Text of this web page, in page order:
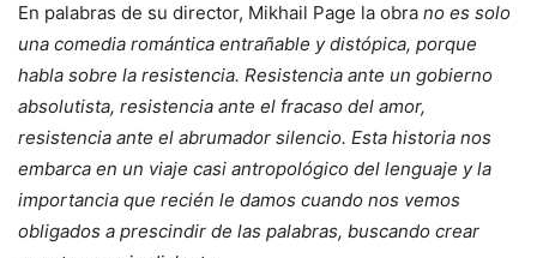
En palabras de su director, Mikhail Page la obra no es solo
una comedia romántica entrañable y distópica, porque
habla sobre la resistencia. Resistencia ante un gobierno
absolutista, resistencia ante el fracaso del amor,
resistencia ante el abrumador silencio. Esta historia nos
embarca en un viaje casi antropológico del lenguaje y la
importancia que recién le damos cuando nos vemos
obligados a prescindir de las palabras, buscando crear